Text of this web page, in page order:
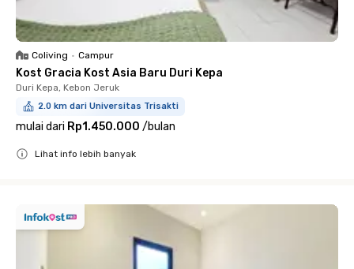
Coliving • Campur
Kost Gracia Kost Asia Baru Duri Kepa
Duri Kepa, Kebon Jeruk
2.0 km dari Universitas Trisakti
mulai dari Rp1.450.000 /bulan
Lihat info lebih banyak